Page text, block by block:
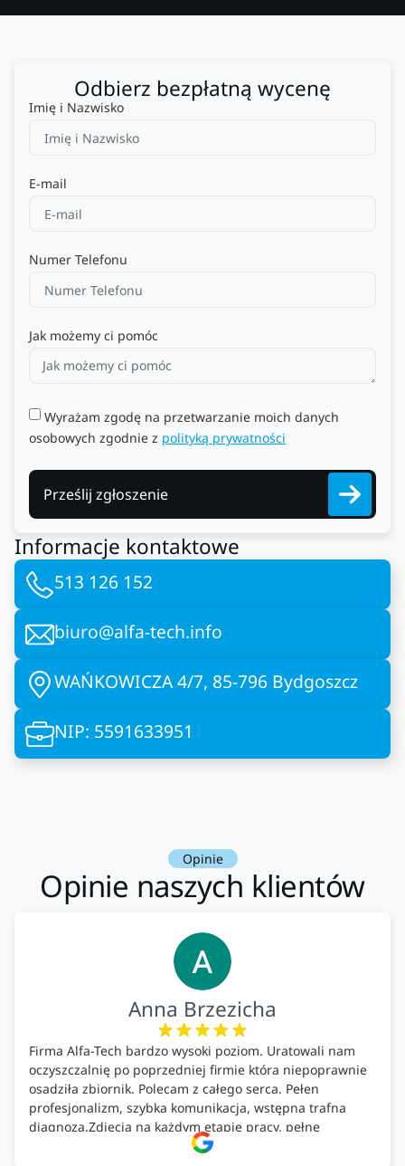
Odbierz bezpłatną wycenę
Imię i Nazwisko
E-mail
Numer Telefonu
Jak możemy ci pomóc
Wyrażam zgodę na przetwarzanie moich danych
osobowych zgodnie z polityką prywatności
Prześlij zgłoszenie
Informacje kontaktowe
513 126 152
biuro@alfa-tech.info
WAŃKOWICZA 4/7, 85-796 Bydgoszcz
NIP: 5591633951
Opinie
Opinie naszych klientów
Anna Brzezicha
Firma Alfa-Tech bardzo wysoki poziom. Uratowali nam
oczyszczalnię po poprzedniej firmie która niepoprawnie
osadziła zbiornik. Polecam z całego serca. Pełen
profesjonalizm, szybka komunikacja, wstępna trafna
diagnoza.Zdjęcia na każdym etapie pracy, pełne
doradztwo.Dobrze wyszkoleni i znający się na rzeczy.